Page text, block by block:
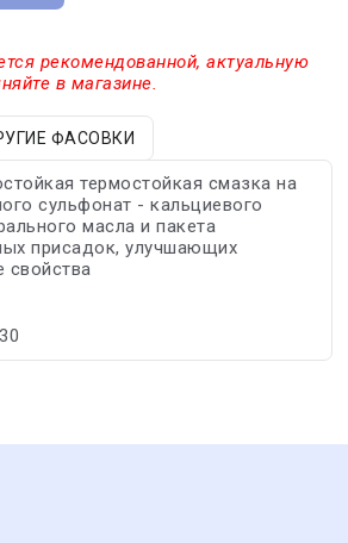
рекомендованной, актуальную
в магазине.
ФАСОВКИ
термостойкая смазка на
сульфонат - кальциевого
масла и пакета
присадок, улучшающих
свойства